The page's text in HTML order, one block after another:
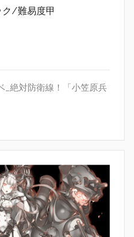
ク/難易度甲
_絶対防衛線！「小笠原兵